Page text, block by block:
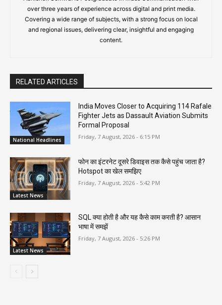
over three years of experience across digital and print media.
Covering a wide range of subjects, with a strong focus on local
and regional issues, delivering clear, insightful and engaging
content.
RELATED ARTICLES
National Headlines
India Moves Closer to Acquiring 114 Rafale
Fighter Jets as Dassault Aviation Submits
Formal Proposal
Friday, 7 August, 2026 - 6:15 PM
Latest News
फोन का इंटरनेट दूसरे डिवाइस तक कैसे पहुंच जाता है?
Hotspot का खेल समझिए
Friday, 7 August, 2026 - 5:42 PM
Latest News
SQL क्या होती है और यह कैसे काम करती है? आसान
भाषा में समझें
Friday, 7 August, 2026 - 5:26 PM